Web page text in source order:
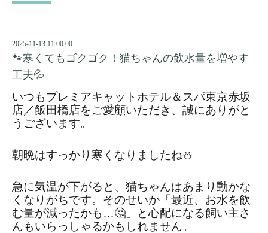
2025-11-13 11:00:00
🐾寒くてもゴクゴク！猫ちゃんの飲水量を増やす
工夫💦
いつもプレミアキャットホテル＆スパ東京赤坂
店／飯田橋店をご愛顧いただき、誠にありがと
うございます。
朝晩はすっかり寒くなりましたね⛄
急に気温が下がると、猫ちゃんはあまり動かな
くなりがちです。そのせいか「最近、お水を飲
む量が減ったかも…🤔」と心配になる飼い主さ
んもいらっしゃるかもしれません。